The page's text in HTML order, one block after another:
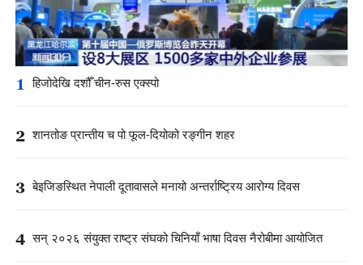
1 हिजोदेखि दशौँ चीन-रुस एक्स्पो
2 शानतोङ प्रान्तीय च पो फूल-दियोको रङ्गीन शहर
3 बेइजिङस्थित नेपाली दूतावासले मनायो अन्तर्राष्ट्रिय आरोग्य दिवस
4 सन् २०२६ संयुक्त राष्ट्र संघको चिनियाँ भाषा दिवस नैरोबीमा आयोजित